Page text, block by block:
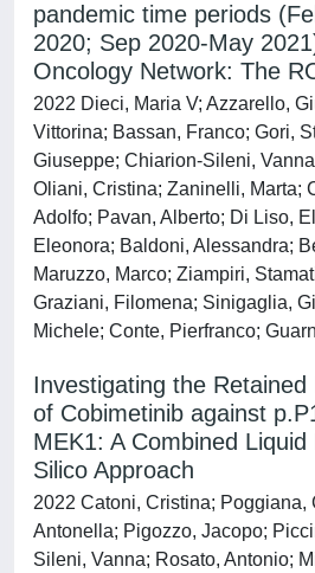
pandemic time periods
2020; Sep 2020-May
Oncology Network: The
2022 Dieci, Maria V; Azzarello,
Vittorina; Bassan, Franco; Gori,
Giuseppe; Chiarion-Sileni,
Oliani, Cristina; Zaninelli, Marta;
Adolfo; Pavan, Alberto; Di Liso,
Eleonora; Baldoni, Alessandra;
Maruzzo, Marco; Ziampiri,
Graziani, Filomena; Sinigaglia,
Michele; Conte, Pierfranco;
Investigating the
of Cobimetinib against
MEK1: A Combined
Silico Approach
2022 Catoni, Cristina; Poggiana,
Antonella; Pigozzo, Jacopo;
Sileni, Vanna; Rosato, Antonio;